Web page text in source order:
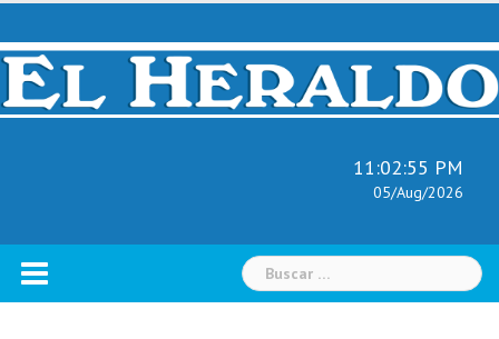
Skip
content
11:02:56 PM
05/Aug/2026
Buscar: